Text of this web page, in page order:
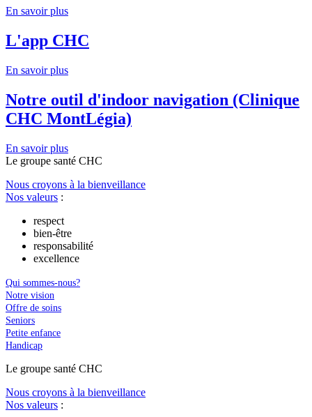
En savoir plus
L'app CHC
En savoir plus
Notre outil d'indoor navigation (Clinique
CHC MontLégia)
En savoir plus
Le groupe santé CHC
Nous croyons à la bienveillance
Nos valeurs :
respect
bien-être
responsabilité
excellence
Qui sommes-nous?
Notre vision
Offre de soins
Seniors
Petite enfance
Handicap
Le groupe santé CHC
Nous croyons à la bienveillance
Nos valeurs :